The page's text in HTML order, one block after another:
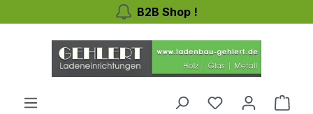
Zum Hauptinhalt springenB2B Shop !
Du hast 0